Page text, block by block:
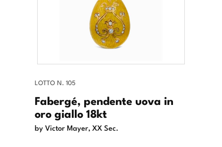
LOTTO N. 105
Fabergé, pendente uova in
oro giallo 18kt
by Victor Mayer, XX Sec.